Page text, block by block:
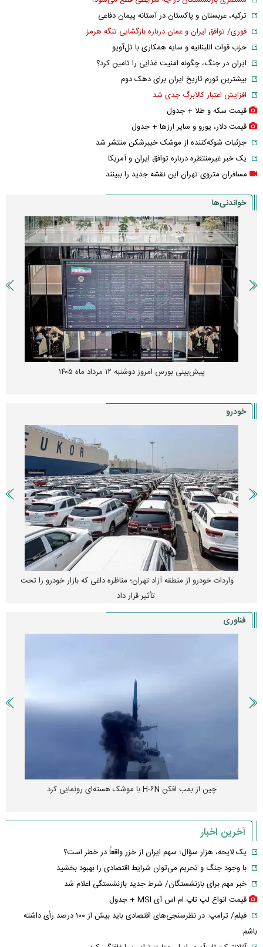
ترکیه، عربستان و پاکستان در آستانه پیمان دفاعی
فوری/ توافق ایران و عمان درباره بازگشایی تنگه هرمز
حزب قوات اللبنانیه و سایه همکاری با تل‌آویو
ایران در جنگ، چگونه امنیت غذایی را تامین کرد؟
بیشترین تورم تاریخ ایران برای دهک دوم
افزایش اعتبار کالابرگ جدی شد
قیمت سکه و طلا + جدول
قیمت دلار، یورو و سایر ارز‌ها + جدول
جزئیات شوکه‌کننده از موشک خیبرشکن منتشر شد
یک خبر غیرمنتظره درباره توافق ایران و آمریکا
مسافران متروی تهران این نقشه جدید را ببینند
خواندنی‌ها
پیش‌بینی بورس امروز دوشنبه ۱۲ مرداد ماه ۱۴۰۵
خودرو
واردات خودرو از منطقه آزاد تهران؛ مناظره داغی که بازار خودرو را تحت
تأثیر قرار داد
فناوری
چین از بمب افکن H-۶N با موشک هسته‌ای رونمایی کرد
آخرین اخبار
یک لایحه، هزار سؤال؛ سهم ایران از خزر واقعاً در خطر است؟
با وجود جنگ و تحریم می‌توان شرایط اقتصادی را بهبود بخشید
خبر مهم برای بازنشستگان/ شرط جدید بازنشستگی اعلام شد
قیمت انواع لپ تاپ ام اس آی MSI + جدول
فیلم/ ترامپ: در نظرسنجی‌های اقتصادی باید بیش از ۱۰۰ درصد رأی داشته
باشم